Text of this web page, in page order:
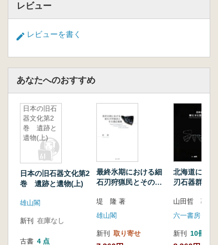
在意義・役割についての仮説を提示した。
<目次>
序章 礫群研究の重要性
第3節 小結
第2節 さまざまな用途論の展開(岩宿遺跡発
掘から1960年代)
第3節 研究法の確立(1970年代)
第4節 属性分析の精緻化(1980年代以降)
第5節 各地域での礫群研究の進展
第6節 多様な解釈論の展開
第7節 実証性を高めるための基礎研究の展
第8節 小結
第3章 礫群の属性分析
第1節 礫群の属性と観察
第2節 重量分析
レビュー
レビューを書く
あなたへのおすすめ
日本の旧石
器文化第2
巻 遺跡と
遺物(上)
日本の旧石器文化第2
巻 遺跡と遺物(上)
雄山閣
新刊 在庫なし
古書 4 点
最終氷期における細
石刃狩猟民とその適
堤 隆 著
雄山閣
新刊 取り寄せ
北海道にお
刃石器群の
山田哲 著
六一書房
新刊 10冊以上